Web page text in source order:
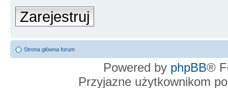
Zarejestruj
Strona główna forum
Powered by phpBB®
Przyjazne użytkownikom